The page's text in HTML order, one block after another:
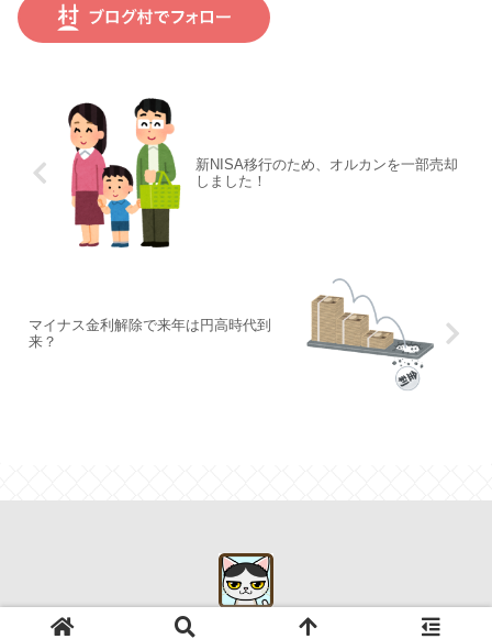
新NISA移行のため、オルカンを一部売却
しました！
マイナス金利解除で来年は円高時代到
来？
© 2019 初心者が始めるアメリカ株式投資.